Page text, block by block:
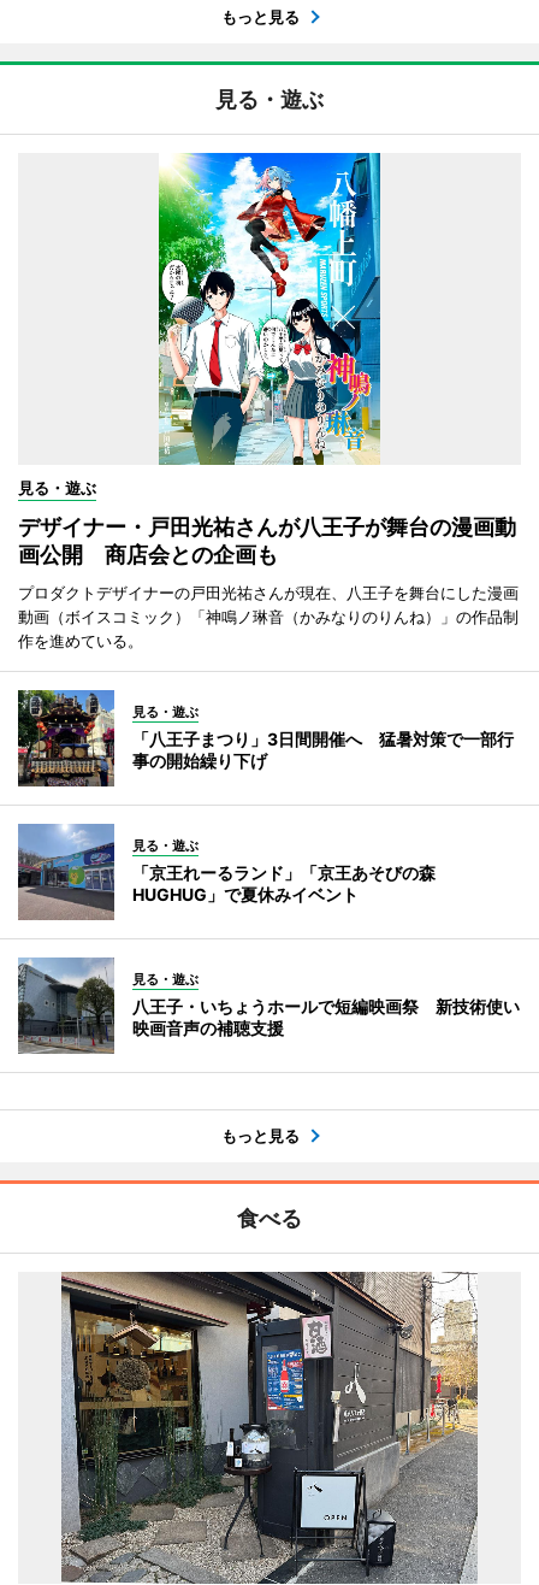
もっと見る
見る・遊ぶ
見る・遊ぶ
デザイナー・戸田光祐さんが八王子が舞台の漫画動
画公開 商店会との企画も
プロダクトデザイナーの戸田光祐さんが現在、八王子を舞台にした漫画
動画（ボイスコミック）「神鳴ノ琳音（かみなりのりんね）」の作品制
作を進めている。
見る・遊ぶ
「八王子まつり」3日間開催へ 猛暑対策で一部行
事の開始繰り下げ
見る・遊ぶ
「京王れーるランド」「京王あそびの森
HUGHUG」で夏休みイベント
見る・遊ぶ
八王子・いちょうホールで短編映画祭 新技術使い
映画音声の補聴支援
もっと見る
食べる